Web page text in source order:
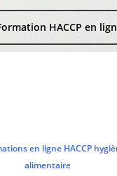
HACCP en
en ligne HACCP
alimentaire